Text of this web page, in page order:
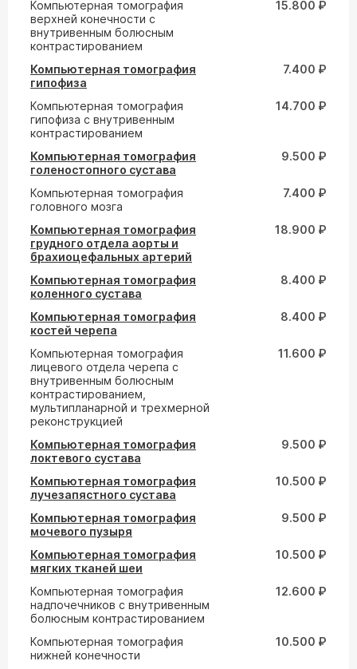
Компьютерная томография
верхней конечности с
внутривенным болюсным
контрастированием
15.800 ₽
Компьютерная томография
гипофиза
7.400 ₽
Компьютерная томография
гипофиза с внутривенным
контрастированием
14.700 ₽
Компьютерная томография
голеностопного сустава
9.500 ₽
Компьютерная томография
головного мозга
7.400 ₽
Компьютерная томография
грудного отдела аорты и
брахиоцефальных артерий
18.900 ₽
Компьютерная томография
коленного сустава
8.400 ₽
Компьютерная томография
костей черепа
8.400 ₽
Компьютерная томография
лицевого отдела черепа с
внутривенным болюсным
контрастированием,
мультипланарной и трехмерной
реконструкцией
11.600 ₽
Компьютерная томография
локтевого сустава
9.500 ₽
Компьютерная томография
лучезапястного сустава
10.500 ₽
Компьютерная томография
мочевого пузыря
9.500 ₽
Компьютерная томография
мягких тканей шеи
10.500 ₽
Компьютерная томография
надпочечников с внутривенным
болюсным контрастированием
12.600 ₽
Компьютерная томография
нижней конечности
10.500 ₽